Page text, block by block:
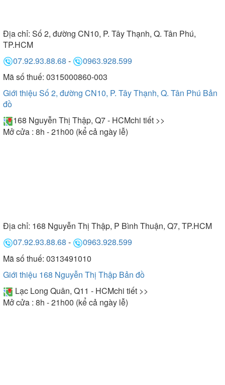
Địa chỉ: Số 2, đường CN10, P. Tây Thạnh, Q. Tân Phú,
TP.HCM
07.92.93.88.68 -
0963.928.599
Mã số thuế: 0315000860-003
Giới thiệu Số 2, đường CN10, P. Tây Thạnh, Q. Tân Phú Bản
đồ
168 Nguyễn Thị Thập, Q7 - HCMchi tiết >>
Mở cửa : 8h - 21h00 (kể cả ngày lễ)
Địa chỉ: 168 Nguyễn Thị Thập, P Bình Thuận, Q7, TP.HCM
07.92.93.88.68 -
0963.928.599
Mã số thuế: 0313491010
Giới thiệu 168 Nguyễn Thị Thập Bản đồ
Lạc Long Quân, Q11 - HCMchi tiết >>
Mở cửa : 8h - 21h00 (kể cả ngày lễ)